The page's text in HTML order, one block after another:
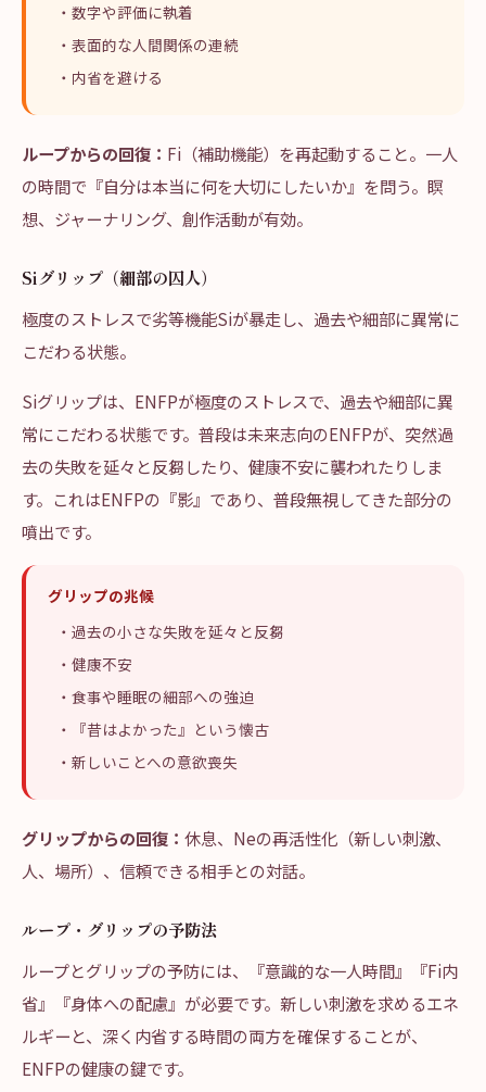
・数字や評価に執着
・表面的な人間関係の連続
・内省を避ける
ループからの回復： Fi（補助機能）を再起動すること。一人
の時間で『自分は本当に何を大切にしたいか』を問う。瞑
想、ジャーナリング、創作活動が有効。
Siグリップ（細部の囚人）
極度のストレスで劣等機能Siが暴走し、過去や細部に異常に
こだわる状態。
Siグリップは、ENFPが極度のストレスで、過去や細部に異
常にこだわる状態です。普段は未来志向のENFPが、突然過
去の失敗を延々と反芻したり、健康不安に襲われたりしま
す。これはENFPの『影』であり、普段無視してきた部分の
噴出です。
グリップの兆候
・過去の小さな失敗を延々と反芻
・健康不安
・食事や睡眠の細部への強迫
・『昔はよかった』という懐古
・新しいことへの意欲喪失
グリップからの回復： 休息、Neの再活性化（新しい刺激、
人、場所）、信頼できる相手との対話。
ループ・グリップの予防法
ループとグリップの予防には、『意識的な一人時間』『Fi内
省』『身体への配慮』が必要です。新しい刺激を求めるエネ
ルギーと、深く内省する時間の両方を確保することが、
ENFPの健康の鍵です。